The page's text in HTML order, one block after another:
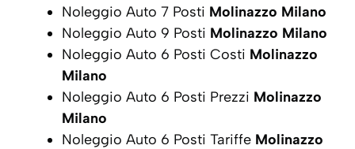
Noleggio Auto 7 Posti Molinazzo Milano
Noleggio Auto 9 Posti Molinazzo Milano
Noleggio Auto 6 Posti Costi Molinazzo
Milano
Noleggio Auto 6 Posti Prezzi Molinazzo
Milano
Noleggio Auto 6 Posti Tariffe Molinazzo